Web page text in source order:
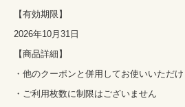
【有効期限】
2026年10月31日
【商品詳細】
・他のクーポンと併用してお使いいただ
・ご利用枚数に制限はございません